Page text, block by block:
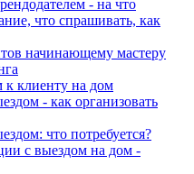
- на что
что спрашивать, как
начинающему мастеру
к клиенту на дом
- как организовать
что потребуется?
с выездом на дом -